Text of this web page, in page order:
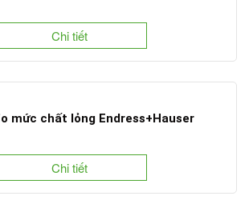
Chi tiết
mức chất lỏng Endress+Hauser
Chi tiết